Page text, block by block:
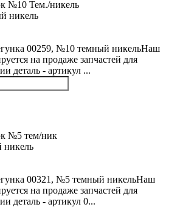
никель
00259, №10 темный никельНаш
на продаже запчастей для
деталь - артикул ...
никель
00321, №5 темный никельНаш
на продаже запчастей для
деталь - артикул 0...